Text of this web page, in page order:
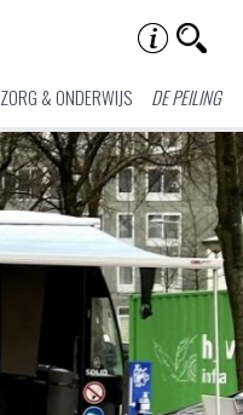
ZORG & ONDERWIJS DE PEILING